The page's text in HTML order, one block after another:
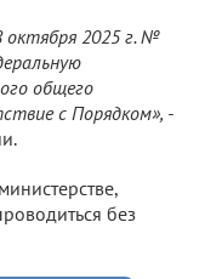
октября 2025 г. №
общего
с Порядком», -
без